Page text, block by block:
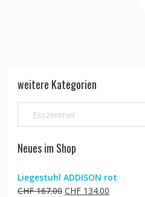
weitere Kategorien
Esszimmer
Neues im Shop
Liegestuhl ADDISON rot
CHF167.00 Ursprünglicher
CHF134.00Aktueller